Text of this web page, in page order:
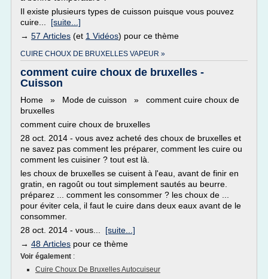
Il existe plusieurs types de cuisson puisque vous pouvez
cuire... [suite...]
→ 57 Articles (et 1 Vidéos) pour ce thème
CUIRE CHOUX DE BRUXELLES VAPEUR »
comment cuire choux de bruxelles -
Cuisson
Home » Mode de cuisson » comment cuire choux de
bruxelles
comment cuire choux de bruxelles
28 oct. 2014 - vous avez acheté des choux de bruxelles et
ne savez pas comment les préparer, comment les cuire ou
comment les cuisiner ? tout est là.
les choux de bruxelles se cuisent à l'eau, avant de finir en
gratin, en ragoût ou tout simplement sautés au beurre.
préparez ... comment les consommer ? les choux de ...
pour éviter cela, il faut le cuire dans deux eaux avant de le
consommer.
28 oct. 2014 - vous... [suite...]
→ 48 Articles pour ce thème
Voir également :
Cuire Choux De Bruxelles Autocuiseur